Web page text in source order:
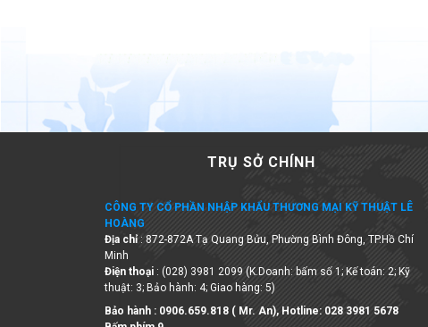
TRỤ SỞ CHÍNH
CÔNG TY CỔ PHẦN NHẬP KHẨU THƯƠNG MẠI KỸ THUẬT LÊ
Địa chỉ: 872-872A Tạ Quang Bửu, Phường Bình Đông, TP.Hồ Chí
Minh
Điện thoại: (028) 3981 2099 (K.Doanh: bấm số 1; Kế toán: 2; Kỹ
thuật: 3; Bảo hành: 4; Giao hàng: 5)
Bảo hành : 0906.659.818 ( Mr. An), Hotline:
028 3981 5678
Bấm phím 9
Email:
info@lehoangcctv.com